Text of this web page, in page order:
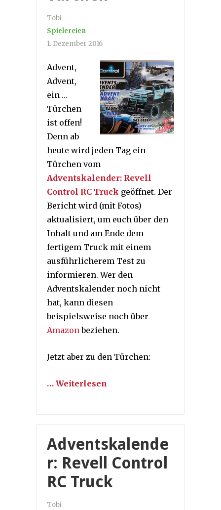
Tobi
Spielereien
1. Dezember 2016
Advent,
Advent,
ein …
Türchen
ist offen!
Denn ab
heute wird jeden Tag ein
Türchen vom
Adventskalender: Revell
Control RC Truck geöffnet. Der
Bericht wird (mit Fotos)
aktualisiert, um euch über den
Inhalt und am Ende dem
fertigem Truck mit einem
ausführlicherem Test zu
informieren. Wer den
Adventskalender noch nicht
hat, kann diesen
beispielsweise noch über
Amazonbeziehen.
Jetzt aber zu den Türchen:
… Weiterlesen
Adventskalende
r: Revell Control
RC Truck
Tobi